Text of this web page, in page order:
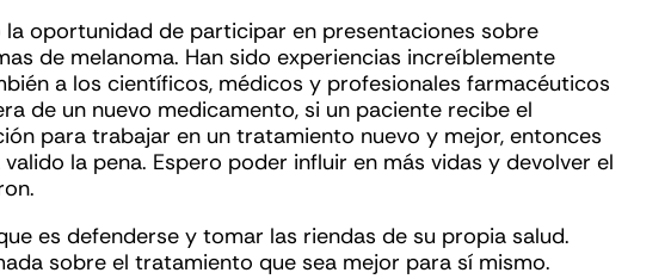
oportunidad de participar en presentaciones sobre
de melanoma. Han sido experiencias increíblemente
a los científicos, médicos y profesionales farmacéuticos
de un nuevo medicamento, si un paciente recibe el
para trabajar en un tratamiento nuevo y mejor, entonces
la pena. Espero poder influir en más vidas y devolver el
es defenderse y tomar las riendas de su propia salud.
sobre el tratamiento que sea mejor para sí mismo.